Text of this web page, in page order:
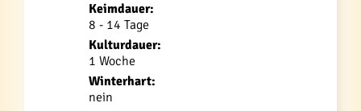
Keimdauer:
8 - 14 Tage
Kulturdauer:
1 Woche
Winterhart:
nein